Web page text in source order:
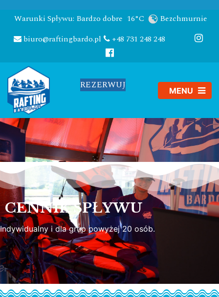
Warunki Spływu: Bardzo dobre 16°C
Bezchmurnie
biuro@raftingbardo.pl
+48 731 248 248
REZERWUJ
CENNIK SPŁYWU
Indywidualny i dla grup powyżej 20 osób.